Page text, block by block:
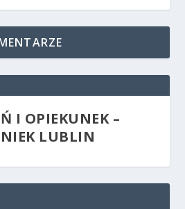
I OPIEKUNEK –
LUBLIN